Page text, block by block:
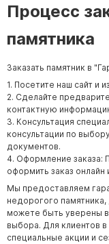
Процесс
памятника
Заказать памятник в
1. Посетите наш сайт и
2. Сделайте
контактную
3. Консультация
консультации по
документов.
4. Оформление заказа:
оформить заказ онлайн
Мы предоставляем
недорогого
можете быть уверены
выбора. Для клиентов
специальные акции и